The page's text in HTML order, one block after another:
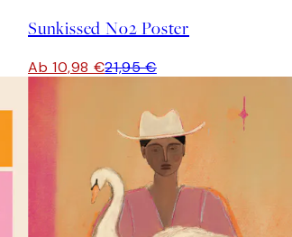
Sunkissed No2 Poster
Ab 10,98 €21,95 €